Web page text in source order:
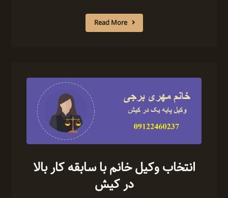
Read More
انتخاب وکیل خانم با سابقه کار بالا
در کیش